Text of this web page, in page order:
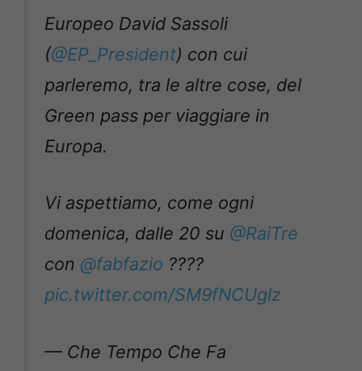
Europeo David Sassoli
(@EP_President) con cui
parleremo, tra le altre cose, del
Green pass per viaggiare in
Europa.
Vi aspettiamo, come ogni
domenica, dalle 20 su @RaiTre
con @fabfazio ????
pic.twitter.com/SM9fNCUglz
— Che Tempo Che Fa